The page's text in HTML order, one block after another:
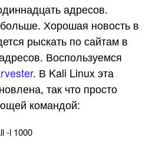
адресов.
Хорошая новость в
рыскать по сайтам в
Воспользуемся
. В Kali Linux эта
так что просто
командой:
-l 1000